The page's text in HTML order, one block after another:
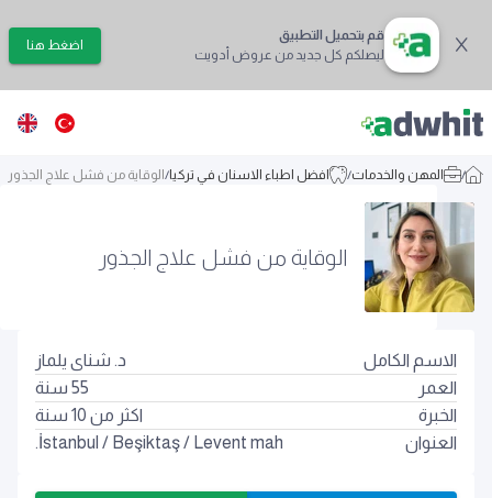
قم بتحميل التطبيق
ليصلكم كل جديد من عروض أدويت
اضغط هنا
/ المهن والخدمات/ افضل اطباء الاسنان في تركيا/ الوقاية من فشل علاج الجذور
الوقاية من فشل علاج الجذور
الاسم الكامل
د. شنای يلماز
العمر
55 سنة
الخبرة
اكثر من 10 سنة
العنوان
İstanbul / Beşiktaş/ Levent mah.